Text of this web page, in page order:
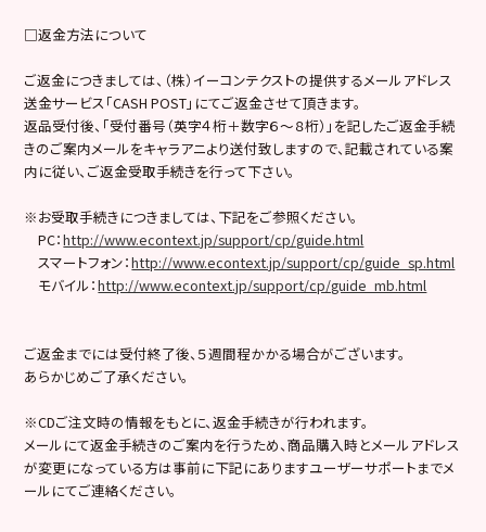
□返金方法について
ご返金につきましては、（株）イーコンテクストの提供するメールアドレス
送金サービス「CASH POST」にてご返金させて頂きます。
返品受付後、「受付番号（英字４桁＋数字６～８桁）」を記したご返金手続
きのご案内メールをキャラアニより送付致しますので、記載されている案
内に従い、ご返金受取手続きを行って下さい。
※お受取手続きにつきましては、下記をご参照ください。
PC：http://www.econtext.jp/support/cp/guide.html
スマートフォン：http://www.econtext.jp/support/cp/guide_sp.html
モバイル：http://www.econtext.jp/support/cp/guide_mb.html
ご返金までには受付終了後、５週間程かかる場合がございます。
あらかじめご了承ください。
※CDご注文時の情報をもとに、返金手続きが行われます。
メールにて返金手続きのご案内を行うため、商品購入時とメールアドレス
が変更になっている方は事前に下記にありますユーザーサポートまでメ
ールにてご連絡ください。